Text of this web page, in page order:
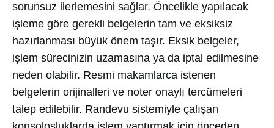
sorunsuz ilerlemesini sağlar. Öncelikle yapılacak
işleme göre gerekli belgelerin tam ve eksiksiz
hazırlanması büyük önem taşır. Eksik belgeler,
işlem sürecinizin uzamasına ya da iptal edilmesine
neden olabilir. Resmi makamlarca istenen
belgelerin orijinalleri ve noter onaylı tercümeleri
talep edilebilir. Randevu sistemiyle çalışan